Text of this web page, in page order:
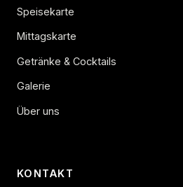
Speisekarte
Mittagskarte
Getränke & Cocktails
Galerie
Über uns
KONTAKT